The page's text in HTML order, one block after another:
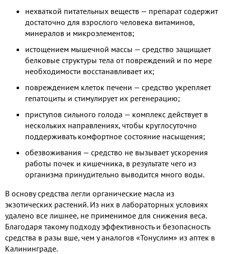
нехваткой питательных веществ — препарат содержит
достаточно для взрослого человека витаминов,
минералов и микроэлементов;
истощением мышечной массы — средство защищает
белковые структуры тела от повреждений и по мере
необходимости восстанавливает их;
повреждением клеток печени — средство укрепляет
гепатоциты и стимулирует их регенерацию;
приступов сильного голода — комплекс действует в
нескольких направлениях, чтобы круглосуточно
поддерживать комфортное состояние насыщения;
обезвоживания — средство не вызывает ускорения
работы почек и кишечника, в результате чего из
организма принудительно выводится много воды.
В основу средства легли органические масла из
экзотических растений. Из них в лабораторных условиях
удалено все лишнее, не применимое для снижения веса.
Благодаря такому подходу эффективность и безопасность
средства в разы вше, чем у аналогов «Тонуслим» из аптек в
Калининграде.